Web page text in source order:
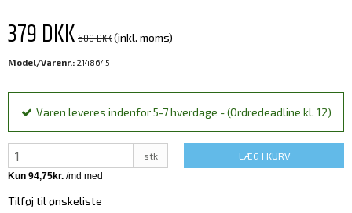
379 DKK600 DKK(inkl. moms)
Model/Varenr.: 2148645
Varen leveres indenfor 5-7 hverdage - (Ordredeadline kl. 12)
stk LÆG I KURV
Tilføj til ønskeliste